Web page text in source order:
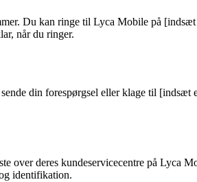
Du kan ringe til Lyca Mobile på
når du ringer.
din forespørgsel eller klage til [indsæt
over deres kundeservicecentre på Lyca
identifikation.